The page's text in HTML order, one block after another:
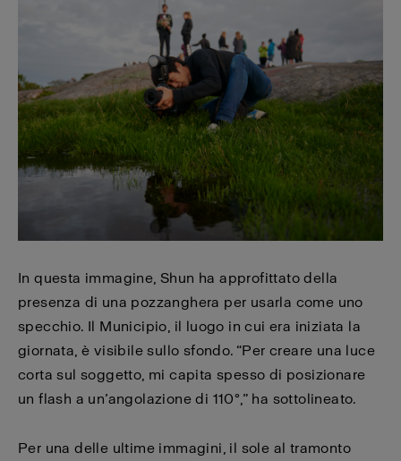
In questa immagine, Shun ha approfittato della
presenza di una pozzanghera per usarla come uno
specchio. Il Municipio, il luogo in cui era iniziata la
giornata, è visibile sullo sfondo. “Per creare una luce
corta sul soggetto, mi capita spesso di posizionare
un flash a un’angolazione di 110°,” ha sottolineato.
Per una delle ultime immagini, il sole al tramonto